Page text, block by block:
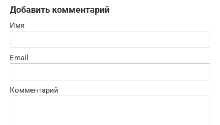
Добавить комментарий
Имя
Email
Комментарий